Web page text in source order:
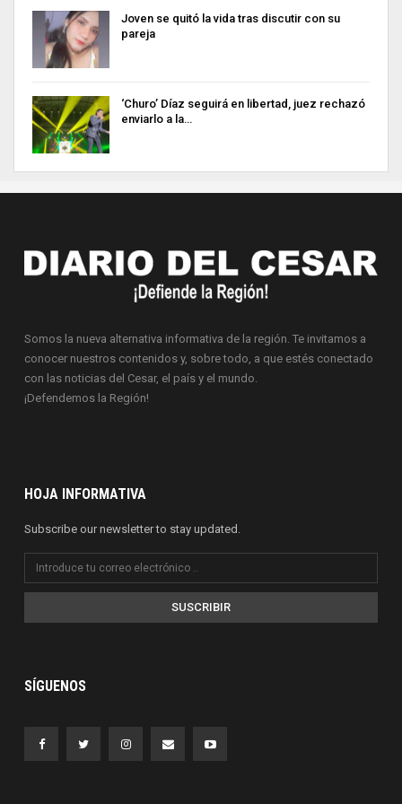
Joven se quitó la vida tras discutir con su
pareja
‘Churo’ Díaz seguirá en libertad, juez rechazó
enviarlo a la…
Somos la nueva alternativa informativa de la región. Te invitamos a
conocer nuestros contenidos y, sobre todo, a que estés conectado
con las noticias del Cesar, el país y el mundo.
¡Defendemos la Región!
HOJA INFORMATIVA
Subscribe our newsletter to stay updated.
SUSCRIBIR
SÍGUENOS